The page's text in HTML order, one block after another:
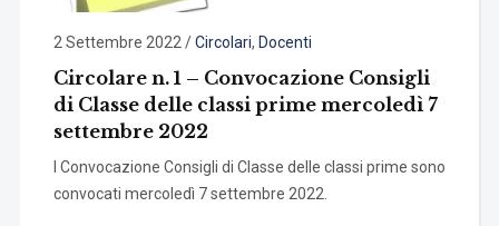
2 Settembre 2022 /Circolari, Docenti
Circolare n. 1 – Convocazione Consigli
di Classe delle classi prime mercoledì 7
settembre 2022
I Convocazione Consigli di Classe delle classi prime sono
convocati mercoledì 7 settembre 2022.